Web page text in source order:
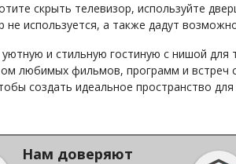
скрыть телевизор, используйте
не используется, а также дадут
и стильную гостиную с нишой
любимых фильмов, программ и встреч
создать идеальное пространство
Нам доверяют